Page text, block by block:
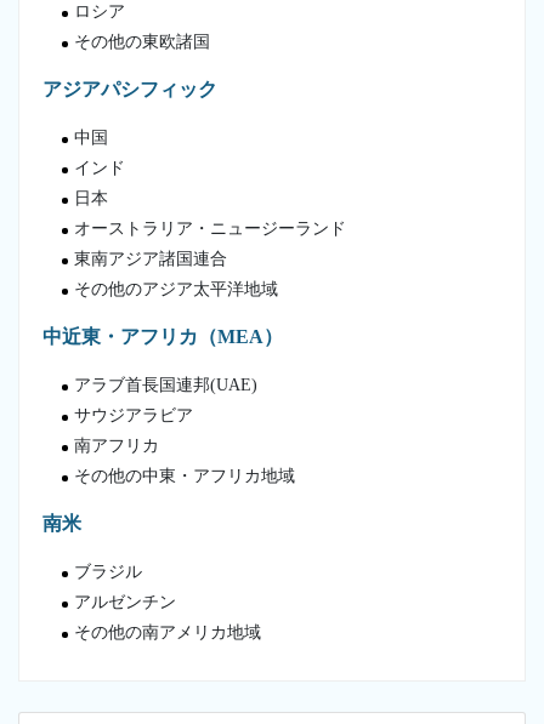
ロシア
その他の東欧諸国
アジアパシフィック
中国
インド
日本
オーストラリア・ニュージーランド
東南アジア諸国連合
その他のアジア太平洋地域
中近東・アフリカ（MEA）
アラブ首長国連邦(UAE)
サウジアラビア
南アフリカ
その他の中東・アフリカ地域
南米
ブラジル
アルゼンチン
その他の南アメリカ地域